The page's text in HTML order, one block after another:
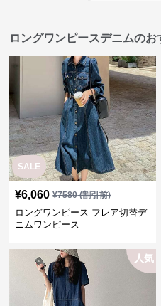
ロングワンピースデニムのお
SALE
¥6,060 ¥7580(割引前)
ロングワンピース フレア切替デ
ニムワンピース
人気